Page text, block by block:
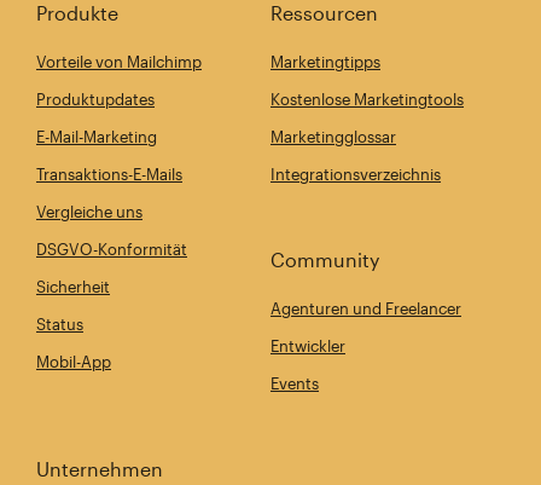
Produkte
Vorteile von Mailchimp
Produktupdates
E-Mail-Marketing
Transaktions-E-Mails
Vergleiche uns
DSGVO-Konformität
Sicherheit
Status
Mobil-App
Ressourcen
Marketingtipps
Kostenlose Marketingtools
Marketingglossar
Integrationsverzeichnis
Community
Agenturen und Freelancer
Entwickler
Events
Unternehmen